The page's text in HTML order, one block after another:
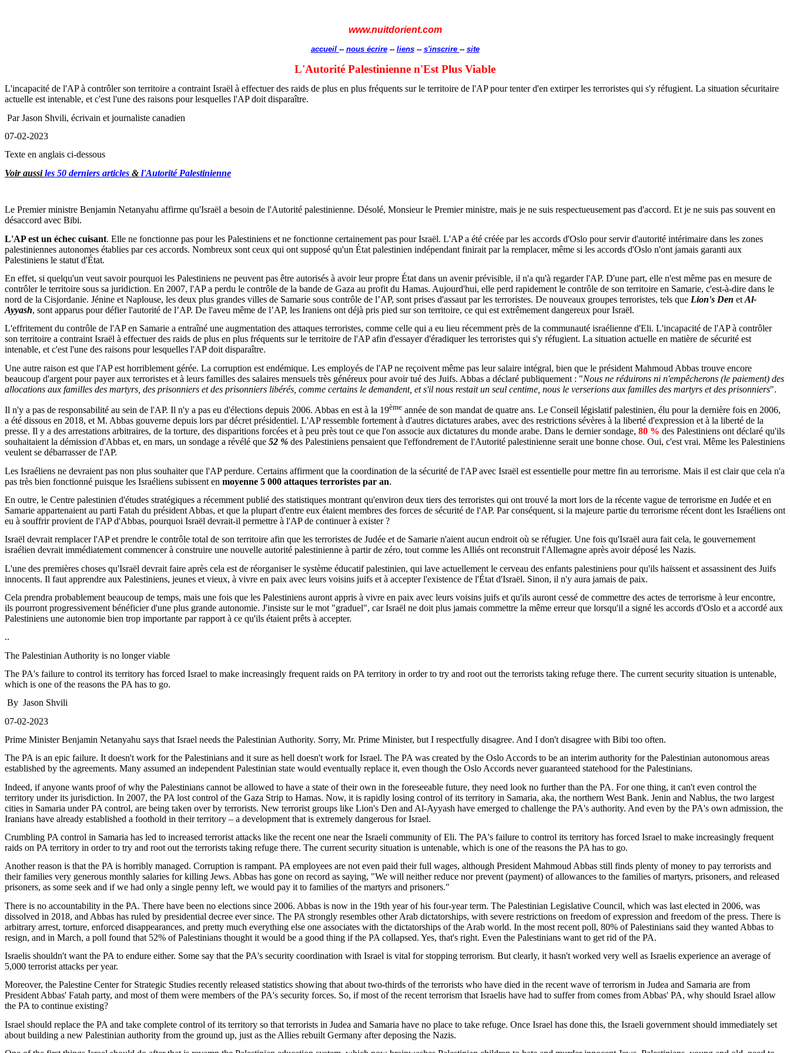
www.nuitdorient.com
accueil -- nous écrire-- liens-- s'inscrire -- site
L'Autorité Palestinienne n'Est Plus Viable
L'incapacité de l'AP à contrôler son territoire a contraint Israël à effectuer des raids de plus en plus fréquents sur le territoire de l'AP pour tenter d'en extirper les terroristes qui s'y réfugient. La situation sécuritaire
actuelle est intenable, et c'est l'une des raisons pour lesquelles l'AP doit disparaître.
Par Jason Shvili, écrivain et journaliste canadien
07-02-2023
Texte en anglais ci-dessous
Voir aussiles 50 derniers articles &l'Autorité Palestinienne
Le Premier ministre Benjamin Netanyahu affirme qu'Israël a besoin de l'Autorité palestinienne. Désolé, Monsieur le Premier ministre, mais je ne suis respectueusement pas d'accord. Et je ne suis pas souvent en
désaccord avec Bibi.
L'AP est un échec cuisant. Elle ne fonctionne pas pour les Palestiniens et ne fonctionne certainement pas pour Israël. L'AP a été créée par les accords d'Oslo pour servir d'autorité intérimaire dans les zones
palestiniennes autonomes établies par ces accords. Nombreux sont ceux qui ont supposé qu'un État palestinien indépendant finirait par la remplacer, même si les accords d'Oslo n'ont jamais garanti aux
Palestiniens le statut d'État.
En effet, si quelqu'un veut savoir pourquoi les Palestiniens ne peuvent pas être autorisés à avoir leur propre État dans un avenir prévisible, il n'a qu'à regarder l'AP. D'une part, elle n'est même pas en mesure de
contrôler le territoire sous sa juridiction. En 2007, l'AP a perdu le contrôle de la bande de Gaza au profit du Hamas. Aujourd'hui, elle perd rapidement le contrôle de son territoire en Samarie, c'est-à-dire dans le
nord de la Cisjordanie. Jénine et Naplouse, les deux plus grandes villes de Samarie sous contrôle de l’AP, sont prises d'assaut par les terroristes. De nouveaux groupes terroristes, tels que Lion's Den et Al-
Ayyash, sont apparus pour défier l'autorité de l’AP. De l'aveu même de l’AP, les Iraniens ont déjà pris pied sur son territoire, ce qui est extrêmement dangereux pour Israël.
L'effritement du contrôle de l'AP en Samarie a entraîné une augmentation des attaques terroristes, comme celle qui a eu lieu récemment près de la communauté israélienne d'Eli. L'incapacité de l'AP à contrôler
son territoire a contraint Israël à effectuer des raids de plus en plus fréquents sur le territoire de l'AP afin d'essayer d'éradiquer les terroristes qui s'y réfugient. La situation actuelle en matière de sécurité est
intenable, et c'est l'une des raisons pour lesquelles l'AP doit disparaître.
Une autre raison est que l'AP est horriblement gérée. La corruption est endémique. Les employés de l'AP ne reçoivent même pas leur salaire intégral, bien que le président Mahmoud Abbas trouve encore
beaucoup d'argent pour payer aux terroristes et à leurs familles des salaires mensuels très généreux pour avoir tué des Juifs. Abbas a déclaré publiquement : "Nous ne réduirons ni n'empêcherons (le paiement) des
allocations aux familles des martyrs, des prisonniers et des prisonniers libérés, comme certains le demandent, et s'il nous restait un seul centime, nous le verserions aux familles des martyrs et des prisonniers".
Il n'y a pas de responsabilité au sein de l'AP. Il n'y a pas eu d'élections depuis 2006. Abbas en est à la 19ème année de son mandat de quatre ans. Le Conseil législatif palestinien, élu pour la dernière fois en 2006,
a été dissous en 2018, et M. Abbas gouverne depuis lors par décret présidentiel. L'AP ressemble fortement à d'autres dictatures arabes, avec des restrictions sévères à la liberté d'expression et à la liberté de la
presse. Il y a des arrestations arbitraires, de la torture, des disparitions forcées et à peu près tout ce que l'on associe aux dictatures du monde arabe. Dans le dernier sondage, 80 % des Palestiniens ont déclaré qu'ils
souhaitaient la démission d'Abbas et, en mars, un sondage a révélé que 52 % des Palestiniens pensaient que l'effondrement de l'Autorité palestinienne serait une bonne chose. Oui, c'est vrai. Même les Palestiniens
veulent se débarrasser de l'AP.
Les Israéliens ne devraient pas non plus souhaiter que l'AP perdure. Certains affirment que la coordination de la sécurité de l'AP avec Israël est essentielle pour mettre fin au terrorisme. Mais il est clair que cela n'a
pas très bien fonctionné puisque les Israéliens subissent en moyenne 5 000 attaques terroristes par an.
En outre, le Centre palestinien d'études stratégiques a récemment publié des statistiques montrant qu'environ deux tiers des terroristes qui ont trouvé la mort lors de la récente vague de terrorisme en Judée et en
Samarie appartenaient au parti Fatah du président Abbas, et que la plupart d'entre eux étaient membres des forces de sécurité de l'AP. Par conséquent, si la majeure partie du terrorisme récent dont les Israéliens ont
eu à souffrir provient de l'AP d'Abbas, pourquoi Israël devrait-il permettre à l'AP de continuer à exister ?
Israël devrait remplacer l'AP et prendre le contrôle total de son territoire afin que les terroristes de Judée et de Samarie n'aient aucun endroit où se réfugier. Une fois qu'Israël aura fait cela, le gouvernement
israélien devrait immédiatement commencer à construire une nouvelle autorité palestinienne à partir de zéro, tout comme les Alliés ont reconstruit l'Allemagne après avoir déposé les Nazis.
L'une des premières choses qu'Israël devrait faire après cela est de réorganiser le système éducatif palestinien, qui lave actuellement le cerveau des enfants palestiniens pour qu'ils haïssent et assassinent des Juifs
innocents. Il faut apprendre aux Palestiniens, jeunes et vieux, à vivre en paix avec leurs voisins juifs et à accepter l'existence de l'État d'Israël. Sinon, il n'y aura jamais de paix.
Cela prendra probablement beaucoup de temps, mais une fois que les Palestiniens auront appris à vivre en paix avec leurs voisins juifs et qu'ils auront cessé de commettre des actes de terrorisme à leur encontre,
ils pourront progressivement bénéficier d'une plus grande autonomie. J'insiste sur le mot "graduel", car Israël ne doit plus jamais commettre la même erreur que lorsqu'il a signé les accords d'Oslo et a accordé aux
Palestiniens une autonomie bien trop importante par rapport à ce qu'ils étaient prêts à accepter.
..
The Palestinian Authority is no longerviable
The PA's failure to control its territory has forced Israel to make increasingly frequent raids on PA territory in orderto try and root out the terrorists taking refuge there. The current security situation is untenable,
which is one of the reasons the PA has to go.
By Jason Shvili
07-02-2023
Prime MinisterBenjamin Netanyahu says that Israel needs the Palestinian Authority. Sorry, Mr. Prime Minister, but I respectfully disagree. And I don't disagree with Bibi too often.
The PA is an epic failure. It doesn't work for the Palestinians and it sure as hell doesn't work for Israel. The PA was created by the Oslo Accords to be an interim authority for the Palestinian autonomous areas
established by the agreements. Many assumed an independent Palestinian state would eventually replace it, even though the Oslo Accords never guaranteed statehood for the Palestinians.
Indeed, ifanyone wants proof ofwhy the Palestinians cannot be allowed to have a state oftheir own in the foreseeable future, they need look no further than the PA. For one thing, it can't even control the
territory under its jurisdiction. In 2007, the PA lost control of the Gaza Strip to Hamas. Now, it is rapidly losing control ofits territory in Samaria, aka, the northern West Bank. Jenin and Nablus, the two largest
cities in Samaria underPA control, are being taken over by terrorists. New terrorist groups like Lion's Den and Al-Ayyash have emerged to challenge the PA's authority. And even by the PA's own admission, the
Iranians have already established a foothold in their territory – a development that is extremely dangerous for Israel.
Crumbling PA control in Samaria has led to increased terrorist attacks like the recent one nearthe Israeli community of Eli. The PA's failure to control its territory has forced Israel to make increasingly frequent
raids on PA territory in orderto try and root out the terrorists taking refuge there. The current security situation is untenable, which is one of the reasons the PA has to go.
Another reason is that the PA is horribly managed. Corruption is rampant. PA employees are not even paid theirfull wages, although President Mahmoud Abbas still finds plenty of money to pay terrorists and
their families very generous monthly salaries forkilling Jews. Abbas has gone on record as saying, "We will neither reduce nor prevent (payment) ofallowances to the families of martyrs, prisoners, and released
prisoners, as some seek and ifwe had only a single penny left, we would pay it to families of the martyrs and prisoners."
There is no accountability in the PA. There have been no elections since 2006. Abbas is now in the 19th yearofhis four-year term. The Palestinian Legislative Council, which was last elected in 2006, was
dissolved in 2018, and Abbas has ruled by presidential decree ever since. The PA strongly resembles other Arab dictatorships, with severe restrictions on freedom of expression and freedom of the press. There is
arbitrary arrest, torture, enforced disappearances, and pretty much everything else one associates with the dictatorships of the Arab world. In the most recent poll, 80% ofPalestinians said they wanted Abbas to
resign, and in March, a poll found that 52% ofPalestinians thought it would be a good thing if the PA collapsed. Yes, that's right. Even the Palestinians want to get rid of the PA.
Israelis shouldn't want the PA to endure either. Some say that the PA's security coordination with Israel is vital forstopping terrorism. But clearly, it hasn't worked very well as Israelis experience an average of
5,000 terrorist attacks peryear.
Moreover, the Palestine Center for Strategic Studies recently released statistics showing that about two-thirds of the terrorists who have died in the recent wave ofterrorism in Judea and Samaria are from
President Abbas' Fatah party, and most ofthem were members of the PA's security forces. So, ifmost of the recent terrorism that Israelis have had to suffer from comes from Abbas' PA, why should Israel allow
the PA to continue existing?
Israel should replace the PA and take complete control ofits territory so that terrorists in Judea and Samaria have no place to take refuge. Once Israel has done this, the Israeli government should immediately set
about building a new Palestinian authority from the ground up, just as the Allies rebuilt Germany after deposing the Nazis.